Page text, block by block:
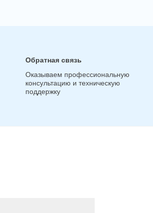
Обратная связь
Оказываем профессиональную
консультацию и техническую
поддержку